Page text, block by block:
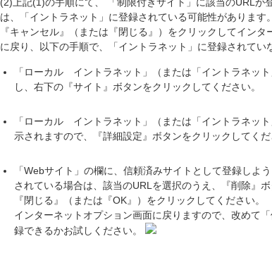
(2)上記(1)の手順にて、 「制限付きサイト」に該当のURLが
は、「イントラネット」に登録されている可能性があります。
『キャンセル』（または『閉じる』）をクリックしてイン
に戻り、以下の手順で、「イントラネット」に登録されてい
「ローカル イントラネット」（または「イントラネッ
し、右下の『サイト』ボタンをクリックしてください。
「ローカル イントラネット」（または「イントラネッ
示されますので、『詳細設定』ボタンをクリックしてくだ
「Webサイト」の欄に、信頼済みサイトとして登録しよ
されている場合は、該当のURLを選択のうえ、『削除』ボ
『閉じる』（または『OK』）をクリックしてください。
インターネットオプション画面に戻りますので、改めて
録できるかお試しください。